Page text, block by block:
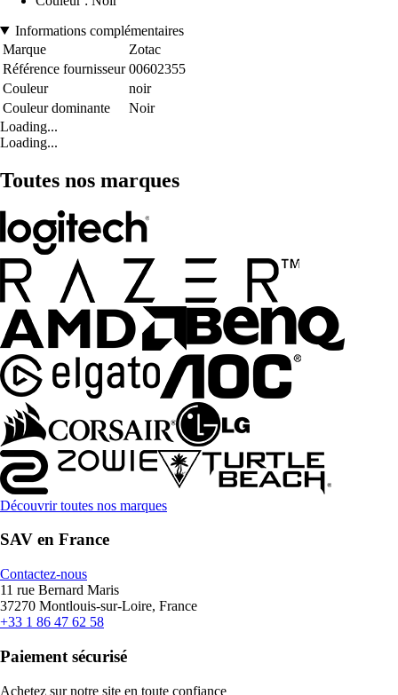
Informations complémentaires
Marque
Zotac
Référence fournisseur 00602355
Couleur
noir
Couleur dominante
Noir
Loading...
Loading...
Toutes nos marques
Découvrir toutes nos marques
SAV en France
Contactez-nous
11 rue Bernard Maris
37270 Montlouis-sur-Loire, France
+33 1 86 47 62 58
Paiement sécurisé
Achetez sur notre site en toute confiance